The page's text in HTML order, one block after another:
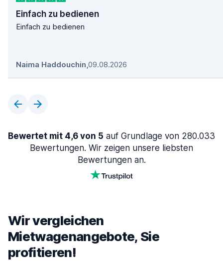
Einfach zu bedienen
Einfach zu bedienen
Naima Haddouchin,09.08.2026
Bewertet mit 4,6 von 5 auf Grundlage von 280.033
Bewertungen. Wir zeigen unsere liebsten
Bewertungen an.
Wir vergleichen
Mietwagenangebote, Sie
profitieren!